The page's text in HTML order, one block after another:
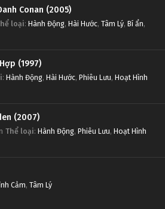
Conan (2005)
loại: Hành Động, Hài Hước, Tâm Lý, Bí ẩn,
(1997)
: Hành Động, Hài Hước, Phiêu Lưu, Hoạt Hình
(2007)
Thể loại: Hành Động, Phiêu Lưu, Hoạt Hình
Cảm, Tâm Lý